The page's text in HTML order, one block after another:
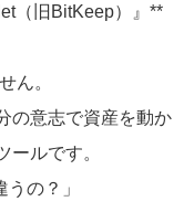
（旧BitKeep）』**
ん。
の意志で資産を動か
ールです。
の？」